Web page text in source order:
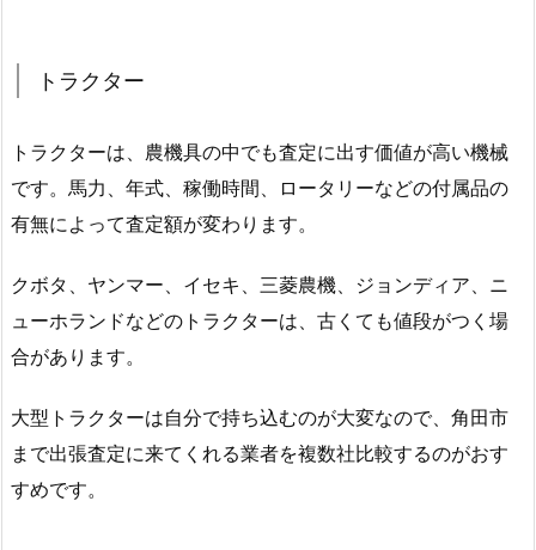
トラクター
トラクターは、農機具の中でも査定に出す価値が高い機械
です。馬力、年式、稼働時間、ロータリーなどの付属品の
有無によって査定額が変わります。
クボタ、ヤンマー、イセキ、三菱農機、ジョンディア、ニ
ューホランドなどのトラクターは、古くても値段がつく場
合があります。
大型トラクターは自分で持ち込むのが大変なので、角田市
まで出張査定に来てくれる業者を複数社比較するのがおす
すめです。